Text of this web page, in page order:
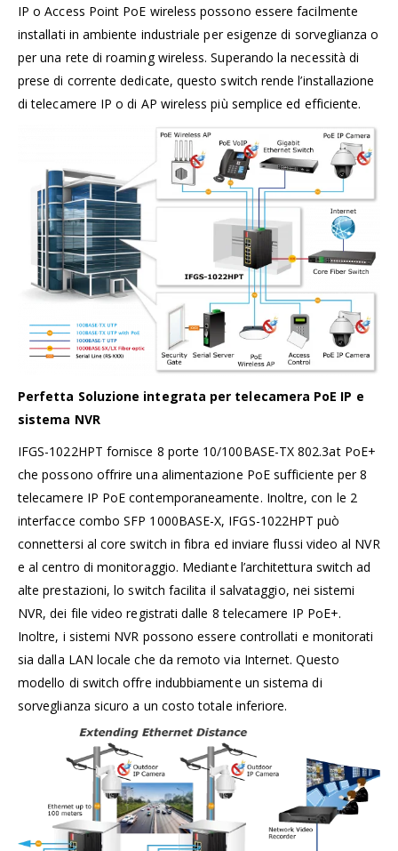
IP o Access Point PoE wireless possono essere facilmente
installati in ambiente industriale per esigenze di sorveglianza o
per una rete di roaming wireless. Superando la necessità di
prese di corrente dedicate, questo switch rende l’installazione
di telecamere IP o di AP wireless più semplice ed efficiente.
Perfetta Soluzione integrata per telecamera PoE IP e
sistema NVR
IFGS-1022HPT fornisce 8 porte 10/100BASE-TX 802.3at PoE+
che possono offrire una alimentazione PoE sufficiente per 8
telecamere IP PoE contemporaneamente. Inoltre, con le 2
interfacce combo SFP 1000BASE-X, IFGS-1022HPT può
connettersi al core switch in fibra ed inviare flussi video al NVR
e al centro di monitoraggio. Mediante l’architettura switch ad
alte prestazioni, lo switch facilita il salvataggio, nei sistemi
NVR, dei file video registrati dalle 8 telecamere IP PoE+.
Inoltre, i sistemi NVR possono essere controllati e monitorati
sia dalla LAN locale che da remoto via Internet. Questo
modello di switch offre indubbiamente un sistema di
sorveglianza sicuro a un costo totale inferiore.